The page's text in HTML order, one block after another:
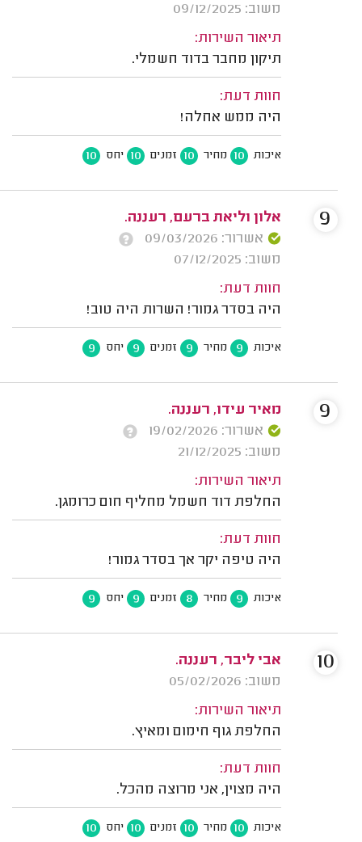
משוב: 09/12/2025
תיאור השירות:
תיקון מחבר בדוד חשמלי.
חוות דעת:
היה ממש אחלה!
איכות 10 מחיר 10 זמנים 10 יחס 10
אלון וליאת ברעם, רעננה.
אשרור: 09/03/2026
משוב: 07/12/2025
חוות דעת:
היה בסדר גמור! השרות היה טוב!
איכות 9 מחיר 9 זמנים 9 יחס 9
9
מאיר עידו, רעננה.
אשרור: 19/02/2026
משוב: 21/12/2025
תיאור השירות:
החלפת דוד חשמל מחליף חום כרומגן.
חוות דעת:
היה טיפה יקר אך בסדר גמור!
איכות 9 מחיר 8 זמנים 9 יחס 9
9
אבי ליבר, רעננה.
משוב: 05/02/2026
תיאור השירות:
החלפת גוף חימום ומאיץ.
חוות דעת:
היה מצוין, אני מרוצה מהכל.
איכות 10 מחיר 10 זמנים 10 יחס 10
10